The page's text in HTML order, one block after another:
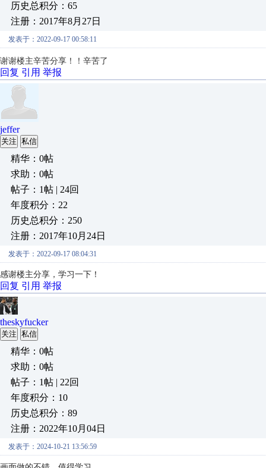
历史总积分：65
注册：2017年8月27日
发表于：2022-09-17 00:58:11
谢谢楼主辛苦分享！！辛苦了
回复 引用 举报
jeffer
关注 私信
精华：0帖
求助：0帖
帖子：1帖 | 24回
年度积分：22
历史总积分：250
注册：2017年10月24日
发表于：2022-09-17 08:04:31
感谢楼主分享，学习一下！
回复 引用 举报
theskyfucker
关注 私信
精华：0帖
求助：0帖
帖子：1帖 | 22回
年度积分：10
历史总积分：89
注册：2022年10月04日
发表于：2024-10-21 13:56:59